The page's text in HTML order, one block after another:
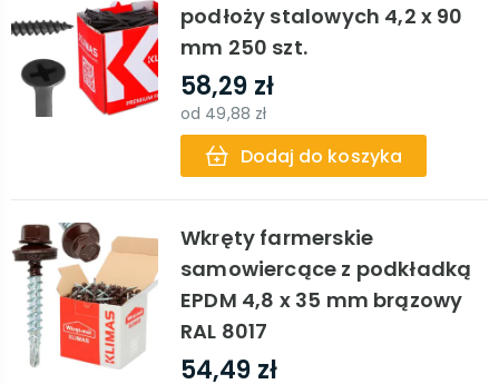
podłoży stalowych 4,2 x 90
mm 250 szt.
58,29 zł
od 49,88 zł
Dodaj do koszyka
Wkręty farmerskie
samowiercące z podkładką
EPDM 4,8 x 35 mm brązowy
RAL 8017
54,49 zł